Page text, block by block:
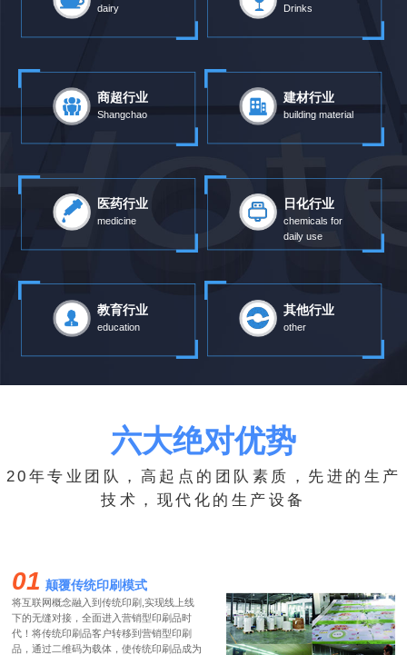
dairy Drinks
商超行业
Shangchao
建材行业
building material
医药行业
medicine
日化行业
chemicals for
daily use
教育行业
education
其他行业
other
六大绝对优势
20年专业团队，高起点的团队素质，先进的生产
技术，现代化的生产设备
01 颠覆传统印刷模式
将互联网概念融入到传统印刷,实现线上线
下的无缝对接，全面进入营销型印刷品时
代！将传统印刷品客户转移到营销型印刷
品，通过二维码为载体，使传统印刷品成为